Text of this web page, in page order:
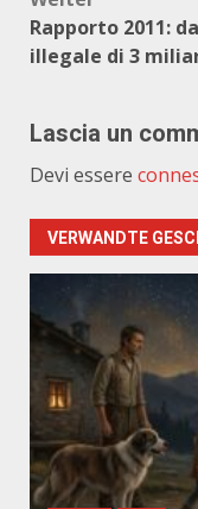
Rapporto 2011:
illegale di 3
Lascia un
Devi essere
VERWANDTE